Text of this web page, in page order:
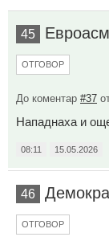
45
ОТГОВОР
До коментар #37
Нападнаха и
08:11 15.05.2026
46
ОТГОВОР